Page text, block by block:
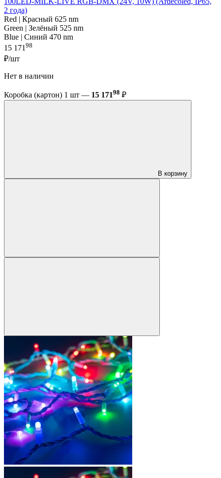
2 года)
Red | Красный 625 nm
Green | Зелёный 525 nm
Blue | Синий 470 nm
15 17198
₽/шт
Нет в наличии
Коробка (картон) 1 шт — 15 17198 ₽
В корзину